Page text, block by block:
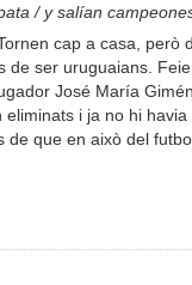
/ y salían
cap a casa, però
de ser uruguaians.
José María
eliminats i ja no hi
de que en això del